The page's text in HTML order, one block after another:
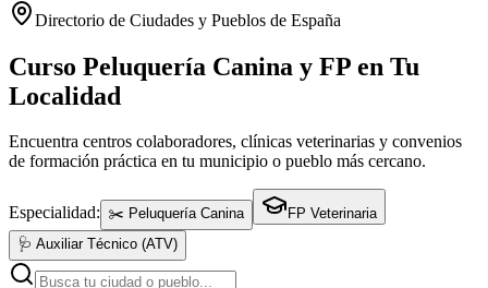
Directorio de Ciudades y Pueblos de España
Curso Peluquería Canina y FP en Tu
Localidad
Encuentra centros colaboradores, clínicas veterinarias y convenios
de formación práctica en tu municipio o pueblo más cercano.
Especialidad: ✂️ Peluquería Canina
FP Veterinaria
🩺 Auxiliar Técnico (ATV)